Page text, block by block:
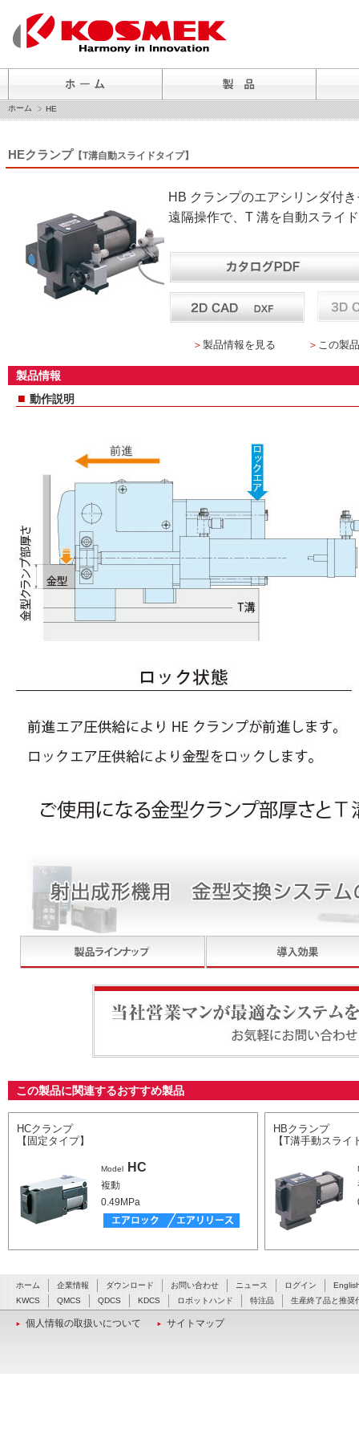
ホーム HE
HEクランプ 【T溝自動スライドタイプ】
HB クランプのエアシリンダ付
遠隔操作で、T 溝を自動スライ
＞ 製品情報を見る ＞ この製
製品情報
■ 動作説明
この製品に関連するおすすめ製品
HCクランプ
【固定タイプ】
Model HC
複動
0.49MPa
HBクランプ
【T溝手動スライ
ホーム 企業情報 ダウンロード お問い合わせ ニュース ログイン
KWCS
QMCS QDCS KDCS ロボットハンド 特注品 生産終了品と推奨
個人情報の取扱いについて サイトマップ